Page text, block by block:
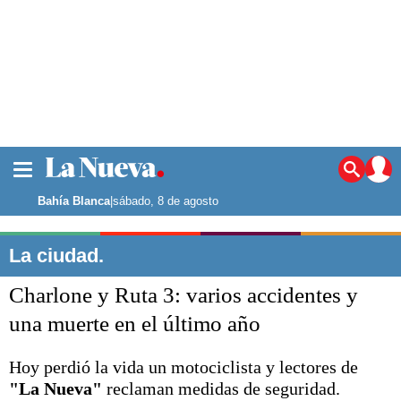
Noticias
La ciudad
Punta Alta
El mundo
Seguridad
Deportes
Escenario Olímpico
Liga del Sur
Bahía Blanca|sábado, 8 de agosto
La ciudad.
Charlone y Ruta 3: varios accidentes y
una muerte en el último año
Hoy perdió la vida un motociclista y lectores de
"La Nueva" reclaman medidas de seguridad.